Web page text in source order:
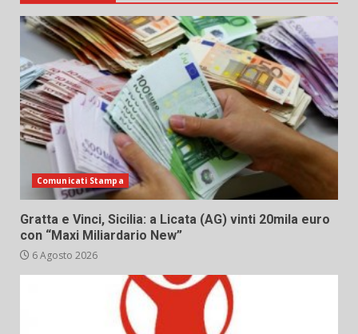
Comunicati Stampa
Gratta e Vinci, Sicilia: a Licata (AG) vinti 20mila euro
con “Maxi Miliardario New”
6 Agosto 2026